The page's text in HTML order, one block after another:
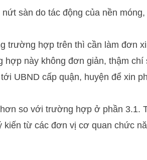
sàn do tác động của nền
trường hợp trên thì cần làm đơn
này không đơn giản, thậm chí
UBND cấp quận, huyện để xin
so với trường hợp ở phần 3.1.
kiến từ các đơn vị cơ quan chức